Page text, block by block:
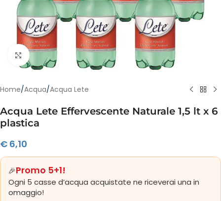
Clicca per ingrandire
Home/Acqua/Acqua Lete
Acqua Lete Effervescente Naturale 1,5 lt x 6
plastica
€ 6,10
🎉Promo 5+1!
Ogni 5 casse d’acqua acquistate ne riceverai una in
omaggio!